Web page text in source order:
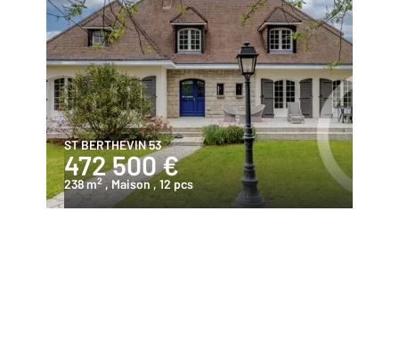
ST BERTHEVIN 53
472 500 €
238 m2 , Maison , 12 pcs